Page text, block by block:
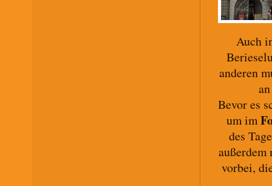
Auch
anderen
Bevor es
um im
des
außerdem
vorbei,